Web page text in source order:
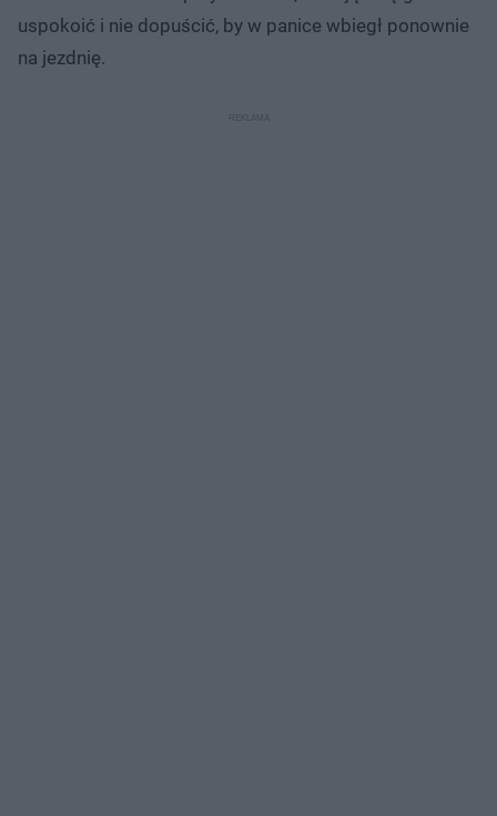
uspokoić i nie dopuścić, by w panice wbiegł ponownie
na jezdnię.